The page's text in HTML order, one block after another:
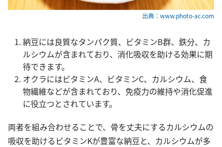
出典：www.photo-ac.com
納豆には良質なタンパク質、ビタミンB群、鉄分、カ
ルシウムが含まれており、消化吸収を助ける効果に期
待できます。
オクラにはビタミンA、ビタミンC、カルシウム、食
物繊維などが含まれており、免疫力の維持や消化促進
に役立つとされています。
両者を組み合わせることで、骨を丈夫にするカルシウムの
吸収を助けるビタミンKが豊富な納豆と、カルシウムが多